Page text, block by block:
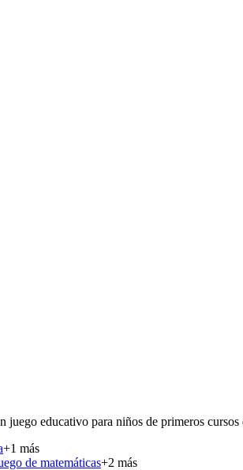
juego educativo para niños de primeros
+1 más
de matemáticas+2 más